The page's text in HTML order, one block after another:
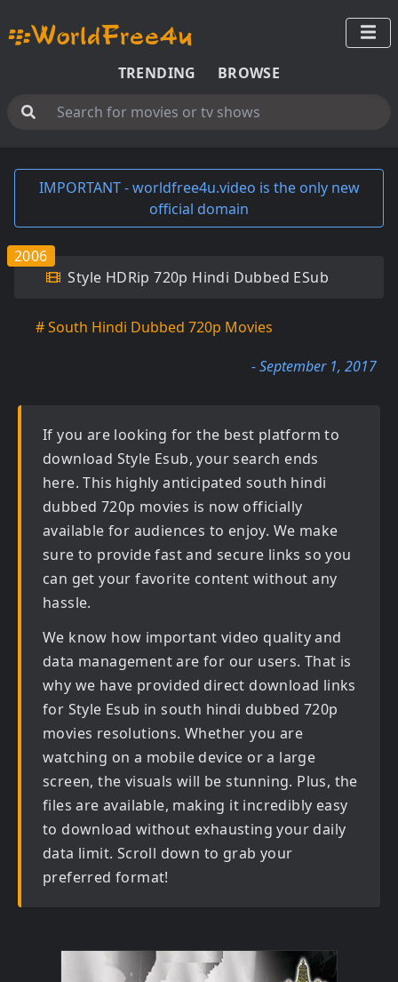
TRENDING BROWSE
IMPORTANT - worldfree4u.video is the only new
official domain
Style HDRip 720p Hindi Dubbed ESub
2006
# South Hindi Dubbed 720p Movies
- September 1, 2017
If you are looking for the best platform to
download Style Esub, your search ends
here. This highly anticipated south hindi
dubbed 720p movies is now officially
available for audiences to enjoy. We make
sure to provide fast and secure links so you
can get your favorite content without any
hassle.
We know how important video quality and
data management are for our users. That is
why we have provided direct download links
for Style Esub in south hindi dubbed 720p
movies resolutions. Whether you are
watching on a mobile device or a large
screen, the visuals will be stunning. Plus, the
files are available, making it incredibly easy
to download without exhausting your daily
data limit. Scroll down to grab your
preferred format!